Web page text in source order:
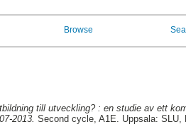
Browse
till utveckling? : en studie av ett
2013. Second cycle, A1E. Uppsala: SLU,